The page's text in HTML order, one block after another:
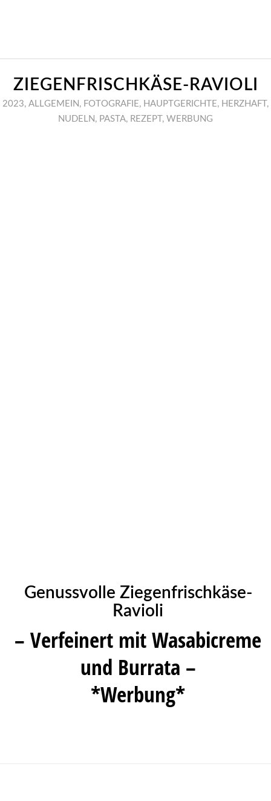
ZIEGENFRISCHKÄSE-RAVIOLI
2023, ALLGEMEIN , FOTOGRAFIE, HAUPTGERICHTE, HERZHAFT ,
NUDELN , PASTA, REZEPT , WERBUNG
Genussvolle Ziegenfrischkäse-
Ravioli
– Verfeinert mit Wasabicreme
und Burrata –
*Werbung*